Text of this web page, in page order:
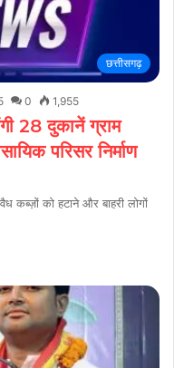
छत्तीसगढ़
0 1,955
28 दुकानें ग्राम
परिसर निर्माण
कब्ज़ों को हटाने और बाहरी लोगों